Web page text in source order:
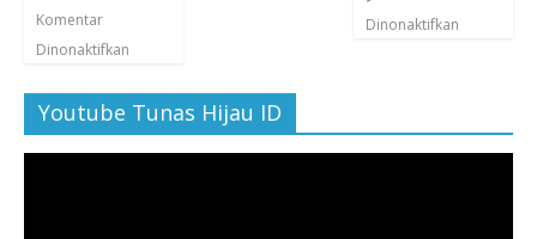
Komentar
Dinonaktifkan
Dinonaktifkan
Youtube Tunas Hijau ID